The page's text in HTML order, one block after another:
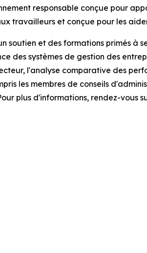
responsable conçue pour
travailleurs et conçue pour les
soutien et des formations primés à
systèmes de gestion des
l'analyse comparative des
les membres de conseils
plus d'informations, rendez-vous